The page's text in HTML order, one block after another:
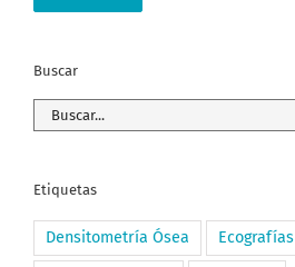
Buscar
Buscar:
Etiquetas
Densitometría Ósea Ecografías